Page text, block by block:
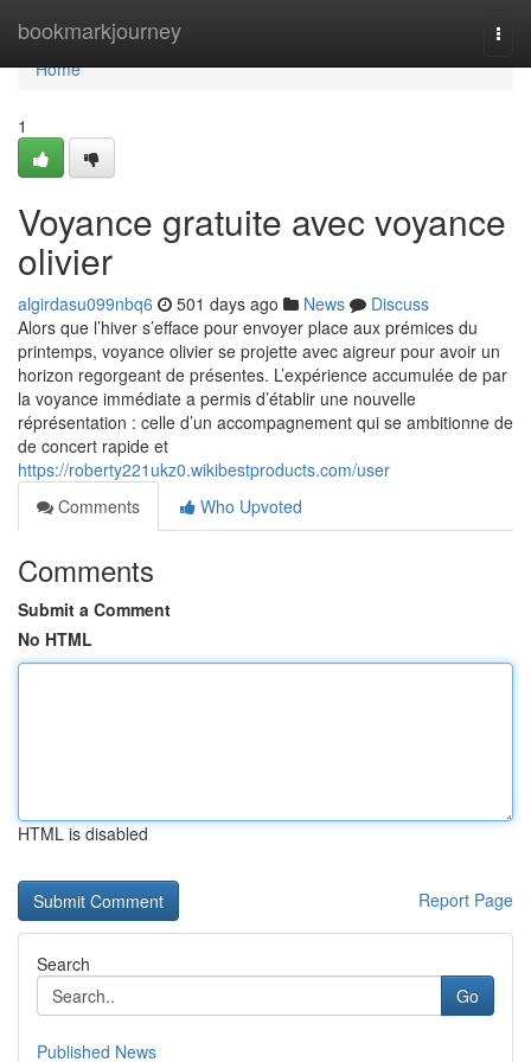
bookmarkjourney
Home
Home
1
Voyance gratuite avec voyance
olivier
algirdasu099nbq6 501 days ago News
Discuss
Alors que l’hiver s’efface pour envoyer place aux prémices du
printemps, voyance olivier se projette avec aigreur pour avoir un
horizon regorgeant de présentes. L’expérience accumulée de par
la voyance immédiate a permis d’établir une nouvelle
réprésentation : celle d’un accompagnement qui se ambitionne de
de concert rapide et
https://roberty221ukz0.wikibestproducts.com/user
Comments
Who Upvoted
Comments
Submit a Comment
No HTML
HTML is disabled
Report Page
Search
Go
Published News